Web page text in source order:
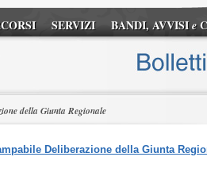
SERVIZI BANDI, AVVISIe
della Giunta Regionale
Deliberazione della Giunta